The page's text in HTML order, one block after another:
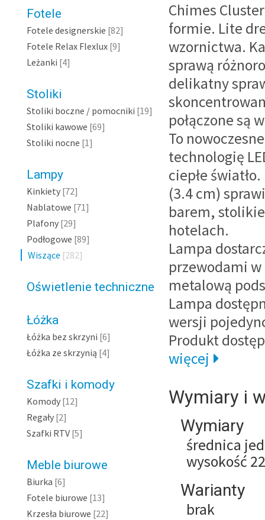
Fotele
Fotele designerskie [82]
Fotele Relax Flexlux [9]
Leżanki [4]
Stoliki
Stoliki boczne / pomocniki [19]
Stoliki kawowe [69]
Stoliki nocne [1]
Lampy
Kinkiety [72]
Nablatowe [71]
Plafony [29]
Podłogowe [89]
Wiszące [282]
Oświetlenie techniczne
Łóżka
Łóżka bez skrzyni [6]
Łóżka ze skrzynią [4]
Szafki i komody
Komody [12]
Regały [2]
Szafki RTV [5]
Meble biurowe
Biurka [6]
Fotele biurowe [13]
Krzesła biurowe [22]
Chimes
formie. Lite
wzornictwa.
sprawą
delikatny
połączone są
To
technologię
ciepłe
(3.4 cm)
barem,
hotelach.
Lampa
przewodami w
metalową
Lampa
wersji
Produkt
więcej
Wymiary i
Wymiary
średnica
wysokość
Warianty
brak